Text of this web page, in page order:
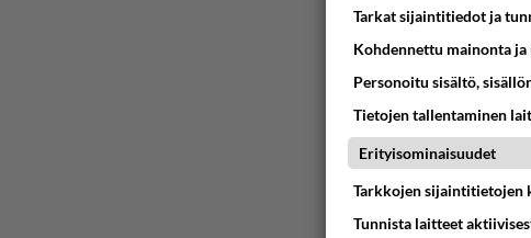
Tarkat sijaintitiedot ja
Kohdennettu mainonta
Personoitu sisältö,
Tietojen tallentaminen
Erityisominaisuudet
Tarkkojen sijaintitietojen
Tunnista laitteet